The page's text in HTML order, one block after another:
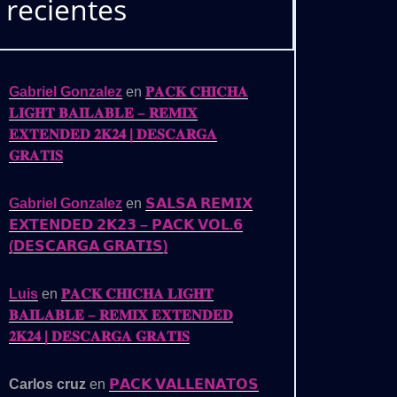
recientes
Gabriel Gonzalez en 𝐏𝐀𝐂𝐊 𝐂𝐇𝐈𝐂𝐇𝐀
𝐋𝐈𝐆𝐇𝐓 𝐁𝐀𝐈𝐋𝐀𝐁𝐋𝐄 – 𝐑𝐄𝐌𝐈𝐗
𝐄𝐗𝐓𝐄𝐍𝐃𝐄𝐃 𝟐𝐊𝟐𝟒 | 𝐃𝐄𝐒𝐂𝐀𝐑𝐆𝐀
𝐆𝐑𝐀𝐓𝐈𝐒
Gabriel Gonzalez en 𝗦𝗔𝗟𝗦𝗔 𝗥𝗘𝗠𝗜𝗫
𝗘𝗫𝗧𝗘𝗡𝗗𝗘𝗗 𝟮𝗞𝟮𝟯 – 𝗣𝗔𝗖𝗞 𝗩𝗢𝗟.𝟲
(𝗗𝗘𝗦𝗖𝗔𝗥𝗚𝗔 𝗚𝗥𝗔𝗧𝗜𝗦)
Luis en 𝐏𝐀𝐂𝐊 𝐂𝐇𝐈𝐂𝐇𝐀 𝐋𝐈𝐆𝐇𝐓
𝐁𝐀𝐈𝐋𝐀𝐁𝐋𝐄 – 𝐑𝐄𝐌𝐈𝐗 𝐄𝐗𝐓𝐄𝐍𝐃𝐄𝐃
𝟐𝐊𝟐𝟒 | 𝐃𝐄𝐒𝐂𝐀𝐑𝐆𝐀 𝐆𝐑𝐀𝐓𝐈𝐒
Carlos cruz en 𝗣𝗔𝗖𝗞 𝗩𝗔𝗟𝗟𝗘𝗡𝗔𝗧𝗢𝗦